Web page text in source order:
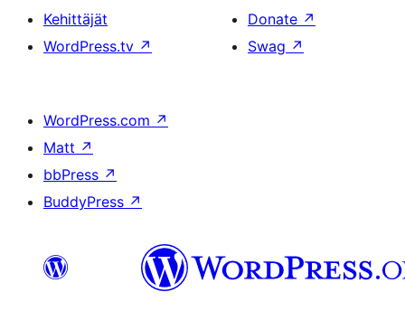
Kehittäjät
WordPress.tv ↗
Donate ↗
Swag ↗
WordPress.com ↗
Matt ↗
bbPress ↗
BuddyPress ↗